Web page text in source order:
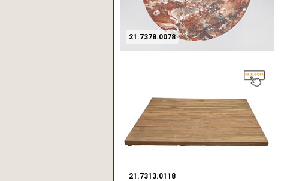
21.7378.0078
21.7313.0118